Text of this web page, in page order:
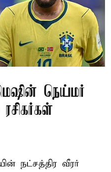
நெய்மர்
நட்சத்திர வீரர்